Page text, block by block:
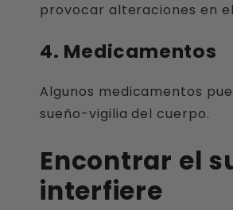
provocar alteraciones en
4. Medicamentos
Algunos medicamentos
sueño-vigilia del cuerpo.
Encontrar el
interfiere